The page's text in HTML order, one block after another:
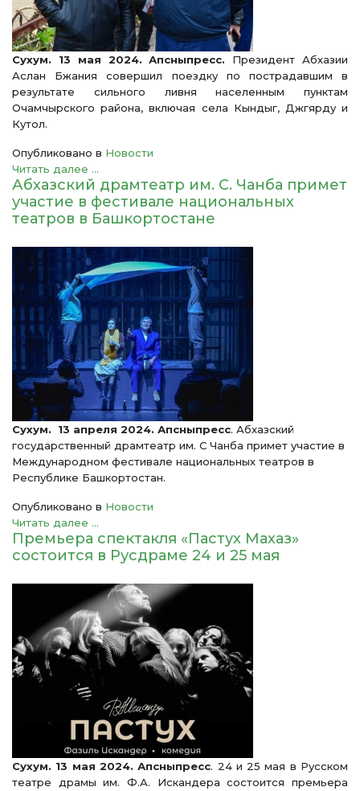
Сухум. 13 мая 2024. Апсныпресс. Президент Абхазии
Аслан Бжания совершил поездку по пострадавшим в
результате сильного ливня населенным пунктам
Очамчырского района, включая села Кындыг, Джгярду и
Кутол.
Опубликовано в Новости
Читать далее ...
Абхазский драмтеатр им. С. Чанба примет
участие в фестивале национальных
театров в Башкортостане
Сухум. 13 апреля 2024. Апсныпресс. Абхазский
государственный драмтеатр им. С Чанба примет участие в
Международном фестивале национальных театров в
Республике Башкортостан.
Опубликовано в Новости
Читать далее ...
Премьера спектакля «Пастух Махаз»
состоится в Русдраме 24 и 25 мая
Сухум. 13 мая 2024. Апсныпресс. 24 и 25 мая в Русском
театре драмы им. Ф.А. Искандера состоится премьера